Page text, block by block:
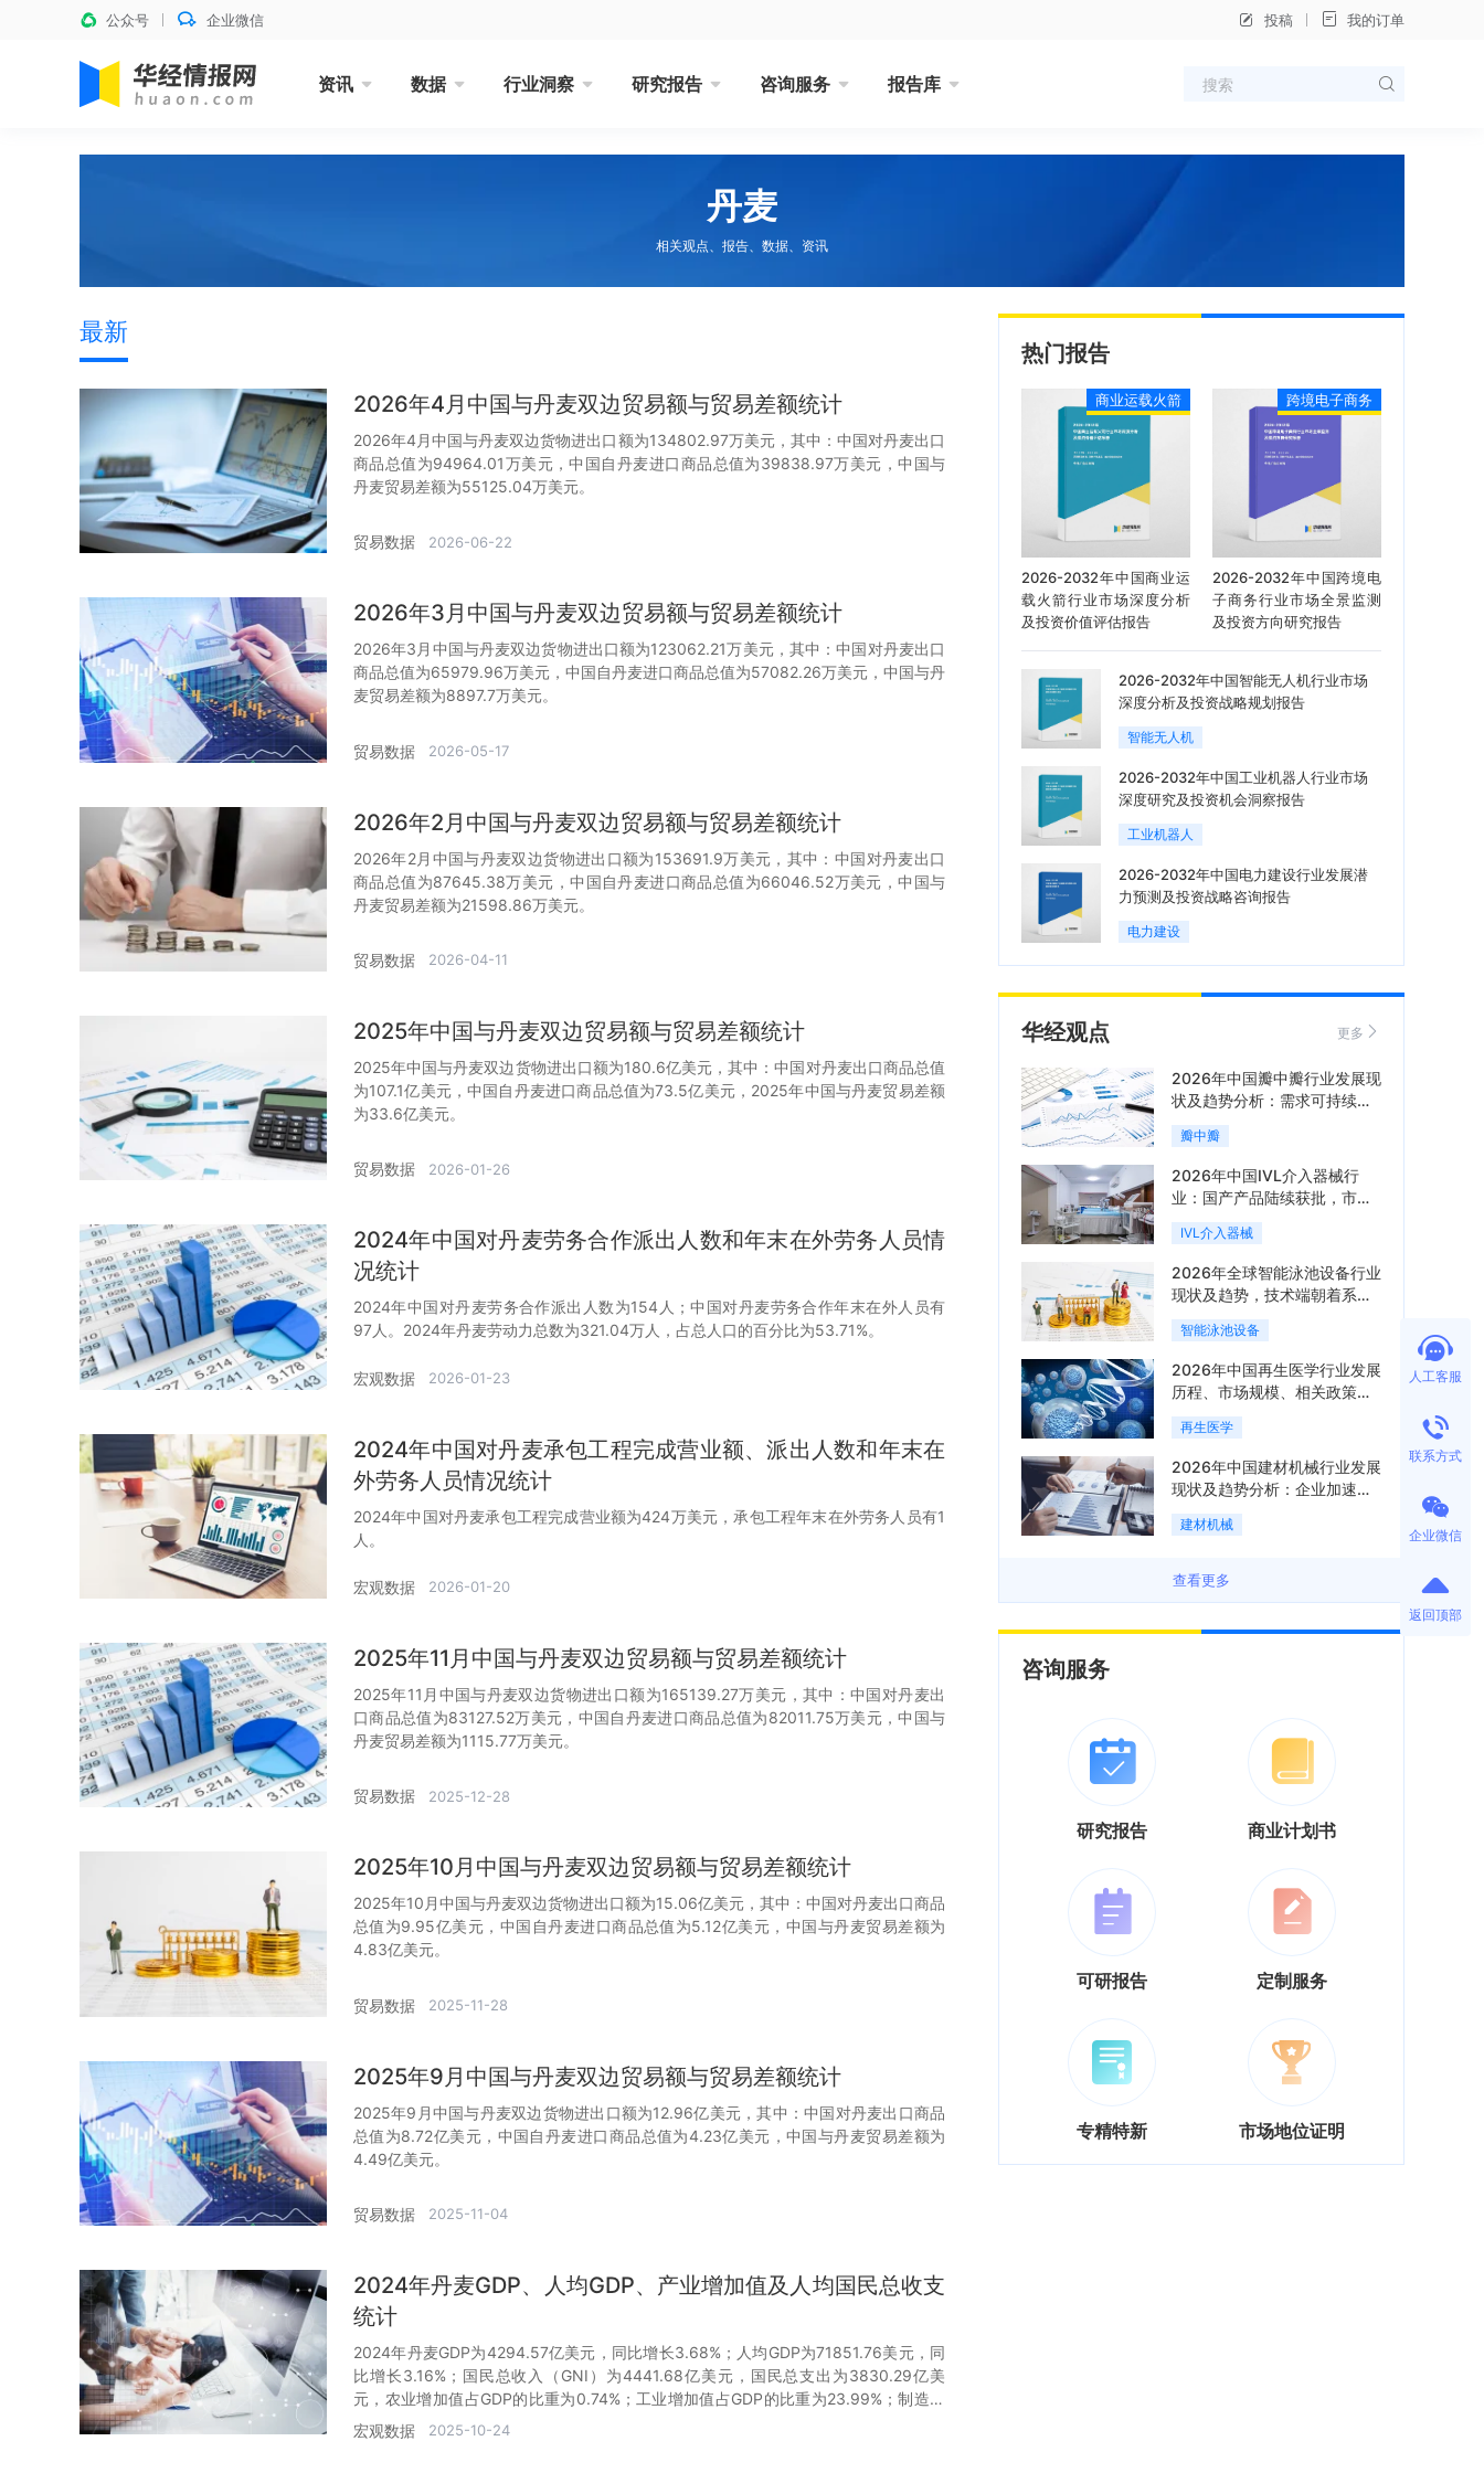
公众号 企业微信 投稿 我的订单
资讯 数据 行业洞察 研究报告 咨询服务 报告库
丹麦
相关观点、报告、数据、资讯
最新
2026年4月中国与丹麦双边贸易额与贸易差额统计
2026年4月中国与丹麦双边货物进出口额为134802.97万美元，其中：中国对丹麦出口
商品总值为94964.01万美元，中国自丹麦进口商品总值为39838.97万美元，中国与
丹麦贸易差额为55125.04万美元。
贸易数据 2026-06-22
2026年3月中国与丹麦双边贸易额与贸易差额统计
2026年3月中国与丹麦双边货物进出口额为123062.21万美元，其中：中国对丹麦出口
商品总值为65979.96万美元，中国自丹麦进口商品总值为57082.26万美元，中国与丹
麦贸易差额为8897.7万美元。
贸易数据 2026-05-17
2026年2月中国与丹麦双边贸易额与贸易差额统计
2026年2月中国与丹麦双边货物进出口额为153691.9万美元，其中：中国对丹麦出口
商品总值为87645.38万美元，中国自丹麦进口商品总值为66046.52万美元，中国与
丹麦贸易差额为21598.86万美元。
贸易数据 2026-04-11
2025年中国与丹麦双边贸易额与贸易差额统计
2025年中国与丹麦双边货物进出口额为180.6亿美元，其中：中国对丹麦出口商品总值
为107.1亿美元，中国自丹麦进口商品总值为73.5亿美元，2025年中国与丹麦贸易差额
为33.6亿美元。
贸易数据 2026-01-26
2024年中国对丹麦劳务合作派出人数和年末在外劳务人员情
况统计
2024年中国对丹麦劳务合作派出人数为154人；中国对丹麦劳务合作年末在外人员有
97人。2024年丹麦劳动力总数为321.04万人，占总人口的百分比为53.71%。
宏观数据 2026-01-23
2024年中国对丹麦承包工程完成营业额、派出人数和年末在
外劳务人员情况统计
2024年中国对丹麦承包工程完成营业额为424万美元，承包工程年末在外劳务人员有1
人。
宏观数据 2026-01-20
2025年11月中国与丹麦双边贸易额与贸易差额统计
2025年11月中国与丹麦双边货物进出口额为165139.27万美元，其中：中国对丹麦出
口商品总值为83127.52万美元，中国自丹麦进口商品总值为82011.75万美元，中国与
丹麦贸易差额为1115.77万美元。
贸易数据 2025-12-28
2025年10月中国与丹麦双边贸易额与贸易差额统计
2025年10月中国与丹麦双边货物进出口额为15.06亿美元，其中：中国对丹麦出口商品
总值为9.95亿美元，中国自丹麦进口商品总值为5.12亿美元，中国与丹麦贸易差额为
4.83亿美元。
贸易数据 2025-11-28
2025年9月中国与丹麦双边贸易额与贸易差额统计
2025年9月中国与丹麦双边货物进出口额为12.96亿美元，其中：中国对丹麦出口商品
总值为8.72亿美元，中国自丹麦进口商品总值为4.23亿美元，中国与丹麦贸易差额为
4.49亿美元。
贸易数据 2025-11-04
2024年丹麦GDP、人均GDP、产业增加值及人均国民总收支
统计
2024年丹麦GDP为4294.57亿美元，同比增长3.68%；人均GDP为71851.76美元，同
比增长3.16%；国民总收入（GNI）为4441.68亿美元，国民总支出为3830.29亿美
元，农业增加值占GDP的比重为0.74%；工业增加值占GDP的比重为23.99%；制造业
增加值占GDP的比重为16.82%。
宏观数据 2025-10-24
热门报告
商业运载火箭
2026-2032年中国商业运
载火箭行业市场深度分析
及投资价值评估报告
跨境电子商务
2026-2032年中国跨境电
子商务行业市场全景监测
及投资方向研究报告
2026-2032年中国智能无人机行业市场
深度分析及投资战略规划报告
智能无人机
2026-2032年中国工业机器人行业市场
深度研究及投资机会洞察报告
工业机器人
2026-2032年中国电力建设行业发展潜
力预测及投资战略咨询报告
电力建设
华经观点 更多
2026年中国瓣中瓣行业发展现
状及趋势分析：需求可持续释
放，市场发展前景良好「图」
瓣中瓣
2026年中国IVL介入器械行
业：国产产品陆续获批，市场
将进入持续高增长阶段「图」
IVL介入器械
2026年全球智能泳池设备行业
现状及趋势，技术端朝着系统
集成、绿色节能方向迭代
「图」
智能泳池设备
2026年中国再生医学行业发展
历程、市场规模、相关政策、
产业链、竞争格局及发展潜力
分析「图」
再生医学
2026年中国建材机械行业发展
现状及趋势分析：企业加速向
“装备+系统+服务”综合服务商
转型「图」
建材机械
查看更多
咨询服务
研究报告 商业计划书
可研报告 定制服务
专精特新 市场地位证明
人工客服
联系方式
企业微信
返回顶部